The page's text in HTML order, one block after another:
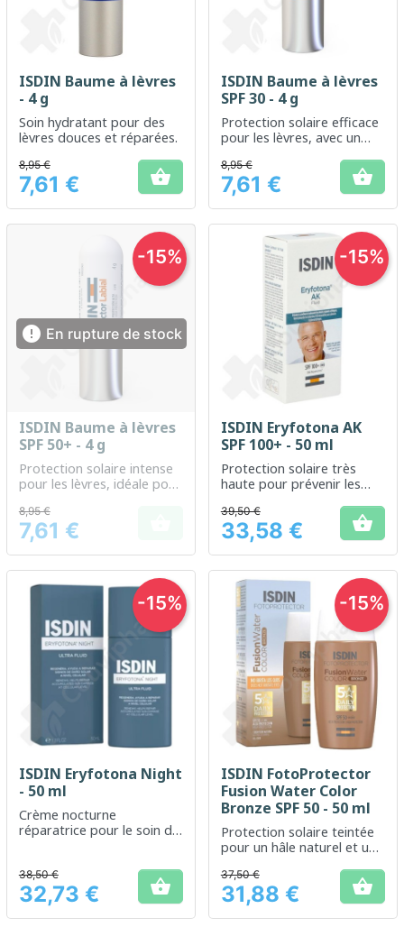
ISDIN Baume à lèvres
- 4 g
Soin hydratant pour des
lèvres douces et réparées.
Prix
8,95 €
7,61 € 
ISDIN Baume à lèvres
SPF 30 - 4 g
Protection solaire efficace
pour les lèvres, avec un
Prix
8,95 €
7,61 € 
 En rupture de stock
ISDIN Baume à lèvres
SPF 50+ - 4 g
Protection solaire intense
pour les lèvres, idéale pour
Prix
8,95 €
7,61 €
-15%
ISDIN Eryfotona AK
SPF 100+ - 50 ml
Protection solaire très
haute pour prévenir les
Prix
39,50 €
33,58 € 
-15%
ISDIN Eryfotona Night
- 50 ml
Crème nocturne
réparatrice pour le soin de
Prix
38,50 €
32,73 € 
-15%
ISDIN FotoProtector
Fusion Water Color
Bronze SPF 50 - 50 ml
Protection solaire teintée
pour un hâle naturel et une
Prix
37,50 €
31,88 € 
-15%